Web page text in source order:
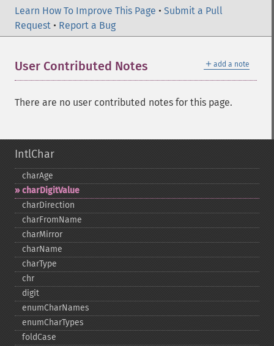
Learn How To Improve This Page • Submit a Pull
Request • Report a Bug
＋ add a note
User Contributed Notes
There are no user contributed notes for this page.
IntlChar
charAge
charDigitValue
charDirection
charFromName
charMirror
charName
charType
chr
digit
enumCharNames
enumCharTypes
foldCase